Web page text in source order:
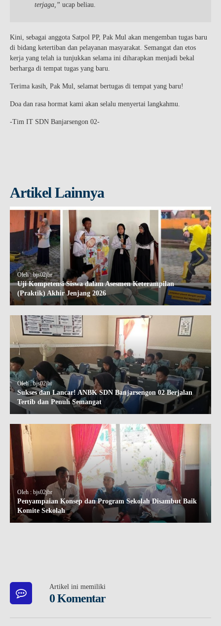
terjaga,” ucap beliau.
Kini, sebagai anggota Satpol PP, Pak Mul akan mengemban tugas baru
di bidang ketertiban dan pelayanan masyarakat. Semangat dan etos
kerja yang telah ia tunjukkan selama ini diharapkan menjadi bekal
berharga di tempat tugas yang baru.
Terima kasih, Pak Mul, selamat bertugas di tempat yang baru!
Doa dan rasa hormat kami akan selalu menyertai langkahmu.
-Tim IT SDN Banjarsengon 02-
Artikel Lainnya
Oleh : bjs02jbr
Uji Kompetensi Siswa dalam Asesmen Keterampilan
(Praktik) Akhir Jenjang 2026
Oleh : bjs02jbr
Sukses dan Lancar! ANBK SDN Banjarsengon 02 Berjalan
Tertib dan Penuh Semangat
Oleh : bjs02jbr
Penyampaian Konsep dan Program Sekolah Disambut Baik
Komite Sekolah
Artikel ini memiliki
0 Komentar